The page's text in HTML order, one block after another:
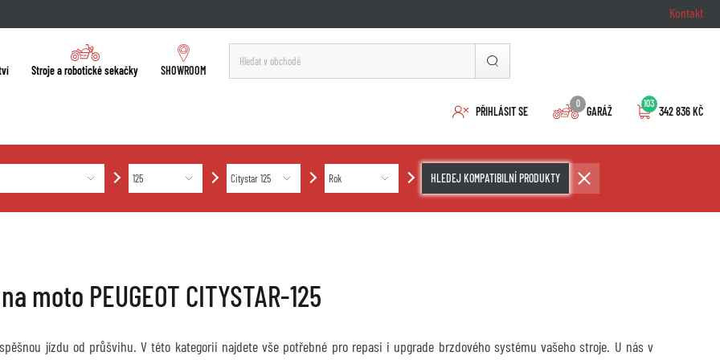
Kontakt
Stroje a robotické sekačky SHOWROOM
PŘIHLÁSIT SE
0
GARÁŽ
103
342 836 KČ
HLEDEJ KOMPATIBILNÍ PRODUKTY
moto PEUGEOT CITYSTAR-125
jízdu od průšvihu. V této kategorii najdete vše potřebné pro repasi i upgrade brzdového systému vašeho stroje. U nás v